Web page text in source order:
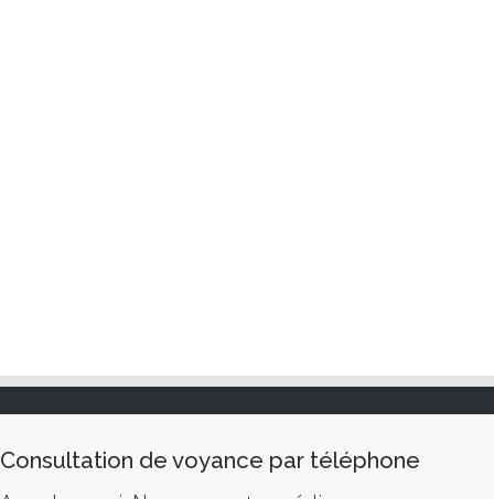
Consultation de voyance par téléphone